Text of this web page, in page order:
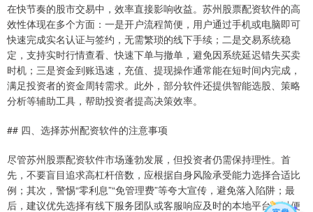
在快节奏的股市交易中，效率直接影响收益。苏州股票配资软件的高
效性体现在多个方面：一是开户流程简便，用户通过手机或电脑即可
快速完成实名认证与签约，无需繁琐的线下手续；二是交易系统稳
定，支持实时行情查看、快速下单与撤单，避免因系统延迟错失买卖
时机；三是资金到账迅速，充值、提现操作通常能在短时间内完成，
满足投资者的资金周转需求。此外，部分软件还提供智能选股、策略
分析等辅助工具，帮助投资者提高决策效率。
## 四、选择苏州配资软件的注意事项
尽管苏州股票配资软件市场蓬勃发展，但投资者仍需保持理性。首
先，不要盲目追求高杠杆倍数，应根据自身风险承受能力选择合适比
例；其次，警惕“零利息”“免管理费”等夸大宣传，避免落入陷阱；最
后，建议优先选择有线下服务团队或客服响应及时的本地平台，以便